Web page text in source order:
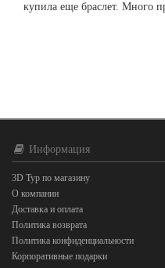
купила еще браслет. Много
Информация
3D Тур по магазину
О компании
Доставка и оплата
Политика возврата
Политика конфиденциальности
Корпоративные подарки